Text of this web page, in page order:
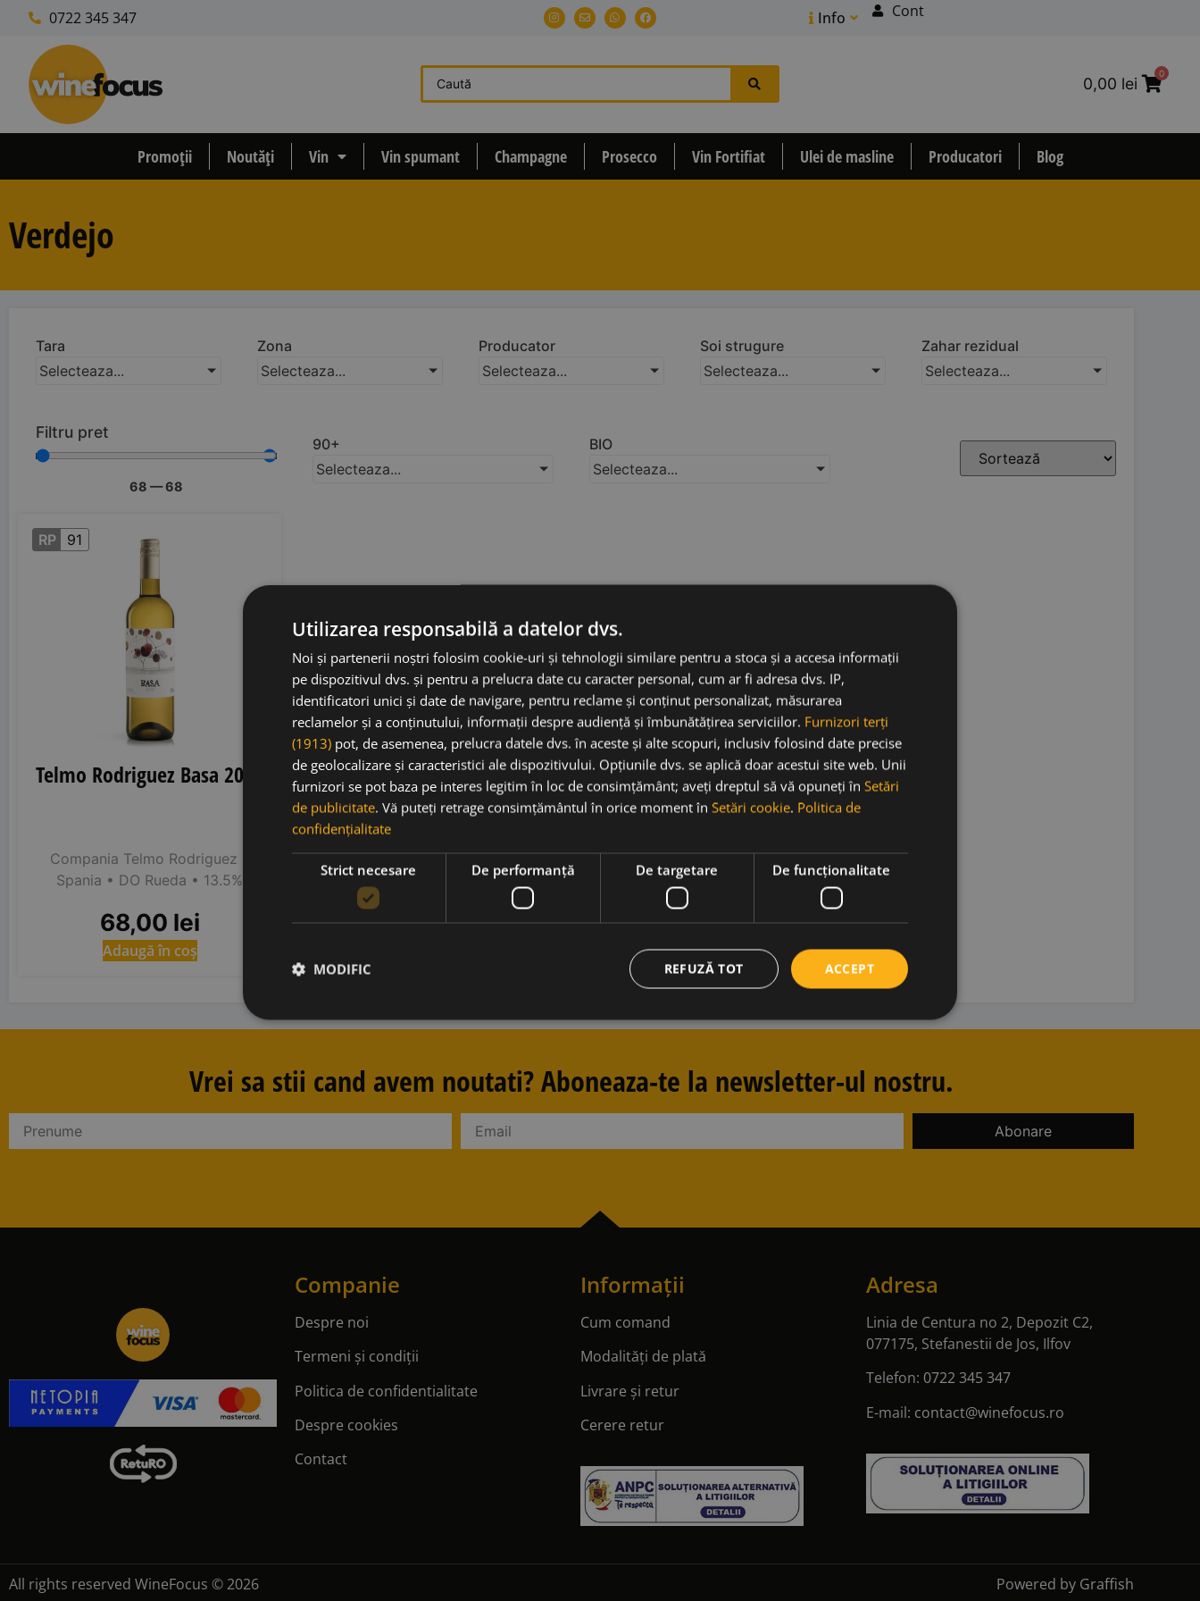
0722 345 347 Info Cont
0,00 lei
0
Promoții Noutăți Vin Vin spumant Champagne Prosecco Vin Fortifiat Ulei de masline Producatori Blog
Verdejo
Tara
Selecteaza...
Zona
Selecteaza...
Producator
Selecteaza...
Soi strugure
Selecteaza...
Zahar rezidual
Selecteaza...
Filtru pret
68 —68
90+
Selecteaza...
BIO
Selecteaza...
RP 91
Telmo Rodriguez Basa 2024
Compania Telmo Rodriguez
Spania • DO Rueda • 13.5%
68,00 lei
Adaugă în coș
Vrei sa stii cand avem noutati? Aboneaza-te la newsletter-ul nostru.
Companie
Despre noi
Termeni și condiții
Politica de confidentialitate
Despre cookies
Contact
Informații
Cum comand
Modalități de plată
Livrare și retur
Cerere retur
Adresa
Linia de Centura no 2, Depozit C2,
077175, Stefanestii de Jos, Ilfov
Telefon: 0722 345 347
E-mail: contact@winefocus.ro
All rights reserved WineFocus © 2026 Powered by Graffish
Utilizarea responsabilă a datelor dvs.
Noi și partenerii noștri folosim cookie-uri și tehnologii similare pentru a stoca și a accesa informații
pe dispozitivul dvs. și pentru a prelucra date cu caracter personal, cum ar fi adresa dvs. IP,
identificatori unici și date de navigare, pentru reclame și conținut personalizat, măsurarea
reclamelor și a conținutului, informații despre audiență și îmbunătățirea serviciilor. Furnizori terți
(1913) pot, de asemenea, prelucra datele dvs. în aceste și alte scopuri, inclusiv folosind date precise
de geolocalizare și caracteristici ale dispozitivului. Opțiunile dvs. se aplică doar acestui site web. Unii
furnizori se pot baza pe interes legitim în loc de consimțământ; aveți dreptul să vă opuneți în Setări
de publicitate. Vă puteți retrage consimțământul în orice moment în Setări cookie. Politica de
confidențialitate
Strict necesare De performanță De targetare De funcţionalitate
ACCEPT
REFUZĂ TOT
MODIFIC